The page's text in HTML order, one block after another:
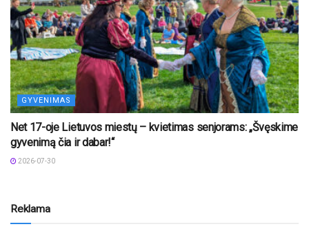
GYVENIMAS
Net 17-oje Lietuvos miestų – kvietimas senjorams: „Švęskime
gyvenimą čia ir dabar!“
2026-07-30
Reklama